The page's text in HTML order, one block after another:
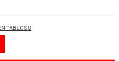
TABLOSU